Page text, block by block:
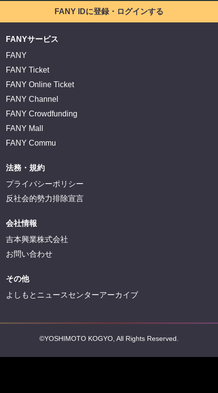
FANY IDに登録・ログインする
FANYサービス
FANY
FANY Ticket
FANY Online Ticket
FANY Channel
FANY Crowdfunding
FANY Mall
FANY Commu
法務・規約
プライバシーポリシー
反社会的勢力排除宣言
会社情報
吉本興業株式会社
お問い合わせ
その他
よしもとニュースセンターアーカイブ
©YOSHIMOTO KOGYO, All Rights Reserved.